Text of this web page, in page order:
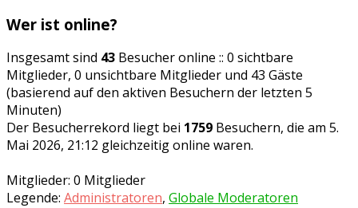
Wer ist online?
Insgesamt sind 43 Besucher online :: 0 sichtbare
Mitglieder, 0 unsichtbare Mitglieder und 43 Gäste
(basierend auf den aktiven Besuchern der letzten 5
Minuten)
Der Besucherrekord liegt bei 1759 Besuchern, die am 5.
Mai 2026, 21:12 gleichzeitig online waren.
Mitglieder: 0 Mitglieder
Legende: Administratoren, Globale Moderatoren